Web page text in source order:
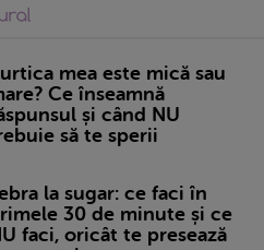
mea este mică sau
Ce înseamnă
și când NU
să te sperii
la sugar: ce faci în
30 de minute și ce
faci, oricât te presează